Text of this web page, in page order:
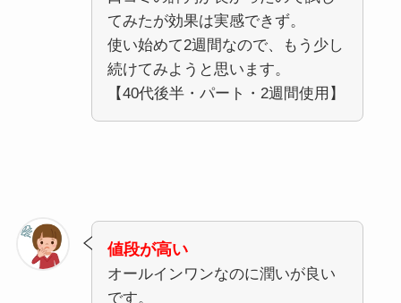
てみたが効果は実感できず。
使い始めて2週間なので、もう少し
続けてみようと思います。
【40代後半・パート・2週間使用】
値段が高い
オールインワンなのに潤いが良い
です。